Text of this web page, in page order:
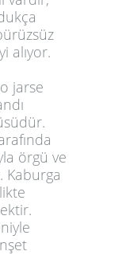
alıyor.
jarse
örgü ve
Kaburga